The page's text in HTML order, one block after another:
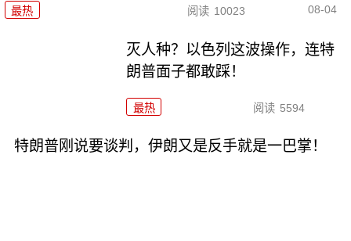
最热 阅读 10023 08-04
灭人种？以色列这波操作，连特
朗普面子都敢踩！
最热 阅读 5594
特朗普刚说要谈判，伊朗又是反手就是一巴掌！